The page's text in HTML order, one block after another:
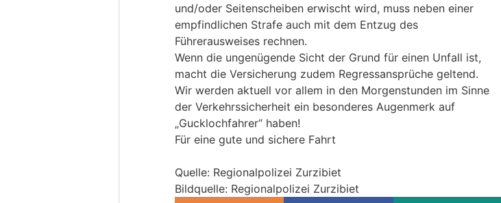
und/oder Seitenscheiben erwischt wird, muss neben einer
empfindlichen Strafe auch mit dem Entzug des
Führerausweises rechnen.
Wenn die ungenügende Sicht der Grund für einen Unfall ist,
macht die Versicherung zudem Regressansprüche geltend.
Wir werden aktuell vor allem in den Morgenstunden im Sinne
der Verkehrssicherheit ein besonderes Augenmerk auf
„Gucklochfahrer“ haben!
Für eine gute und sichere Fahrt
Quelle: Regionalpolizei Zurzibiet
Bildquelle: Regionalpolizei Zurzibiet